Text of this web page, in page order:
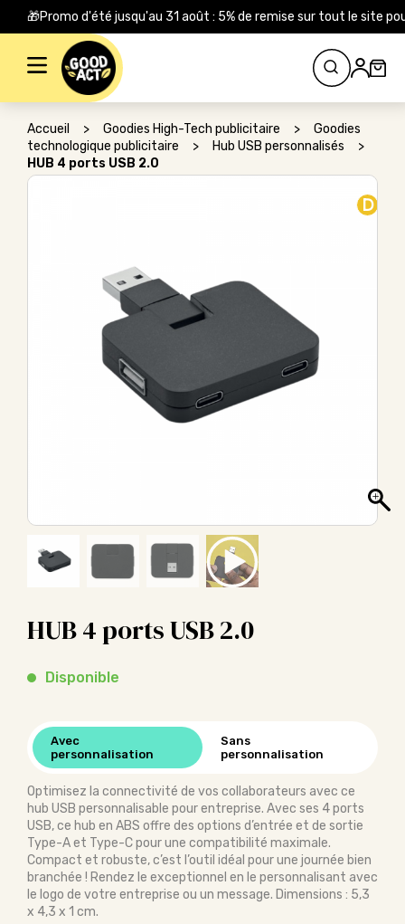
🎁Promo d'été jusqu'au 31 août : 5% de remise sur tout le site
Rechercher :
Accueil > Goodies High-Tech publicitaire >
Goodies
technologique publicitaire
> Hub USB personnalisés
>
HUB 4 ports USB 2.0
D
HUB 4 ports USB 2.0
Disponible
Avec
personnalisation
Sans
personnalisation
Optimisez la connectivité de vos collaborateurs avec ce
hub USB personnalisable pour entreprise. Avec ses 4 ports
USB, ce hub en ABS offre des options d’entrée et de sortie
Type-A et Type-C pour une compatibilité maximale.
Compact et robuste, c’est l’outil idéal pour une journée bien
branchée ! Rendez le exceptionnel en le personnalisant avec
le logo de votre entreprise ou un message. Dimensions : 5,3
x 4,3 x 1 cm.